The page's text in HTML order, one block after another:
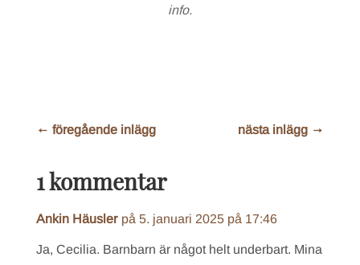
info.
← föregående inlägg nästa inlägg →
1 kommentar
Ankin Häusler på 5. januari 2025 på 17:46
Ja, Cecilia. Barnbarn är något helt underbart. Mina